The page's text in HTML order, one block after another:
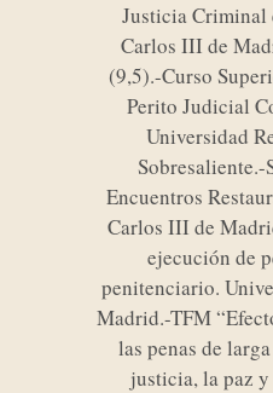
Justicia Criminal
Carlos III de
(9,5).-Curso
Perito Judicial
Universidad
Sobresaliente.-
Encuentros
Carlos III de
ejecución de
penitenciario.
Madrid.-TFM
las penas de
justicia, la paz